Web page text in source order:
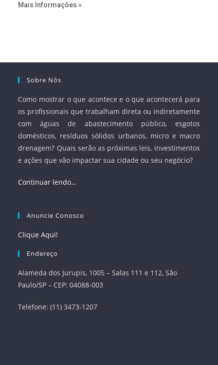
serviços, ampliar a participação da iniciativa privada,
Mais Informações »
Sobre Nós
Como mostrar o que acontece e o que acontecerá para
os profissionais que trabalham direta ou indiretamente
com águas de abastecimento público, esgotos
domésticos, resíduos sólidos urbanos, micro e macro
drenagem? Quais serão as próximas leis, investimentos
e ações que vão impactar sua cidade ou seu negócio?
Continuar lendo…
Anuncie Conosco
Clique Aqui!
Endereço
Alameda dos Jurupis, 1005 – Salas 111 e 112, São
Paulo/SP – CEP: 04088-003
Telefone: (11) 3473-1207